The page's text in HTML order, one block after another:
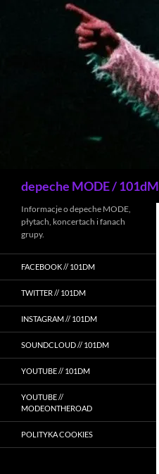
depeche MODE / 101dM
Informacje o depeche MODE,
płytach, koncertach i fanach
grupy.
FACEBOOK // 101DM
TWITTER // 101DM
INSTAGRAM // 101DM
SOUNDCLOUD // 101DM
YOUTUBE // 101DM
YOUTUBE //
MODEONTHEROAD
POLITYKA COOKIES